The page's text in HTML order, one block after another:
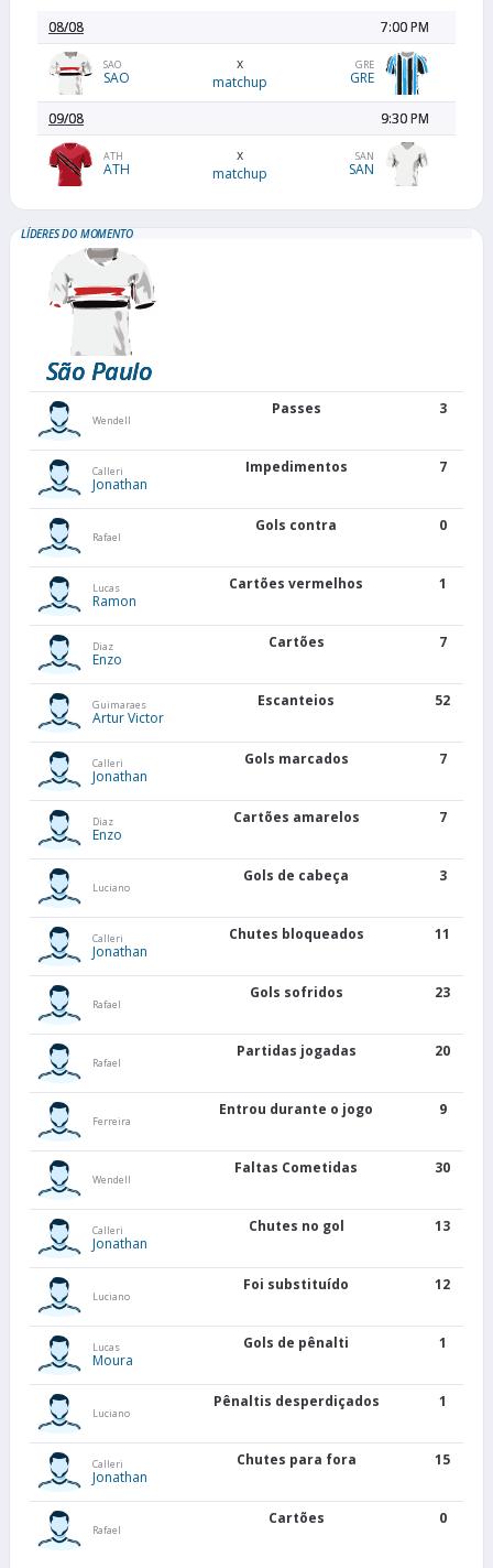
08/08 7:00 PM
SAO
SAO
x
matchup
GRE
GRE
09/08 9:30 PM
ATH
ATH
x
matchup
SAN
SAN
LÍDERES DO MOMENTO
São Paulo
Wendell
Passes 3
Calleri
Jonathan
Impedimentos 7
Rafael
Gols contra 0
Lucas
Ramon
Cartões vermelhos 1
Diaz
Enzo
Cartões 7
Guimaraes
Artur Victor
Escanteios 52
Calleri
Jonathan
Gols marcados 7
Diaz
Enzo
Cartões amarelos 7
Luciano
Gols de cabeça 3
Calleri
Jonathan
Chutes bloqueados 11
Rafael
Gols sofridos 23
Rafael
Partidas jogadas 20
Ferreira
Entrou durante o jogo 9
Wendell
Faltas Cometidas 30
Calleri
Jonathan
Chutes no gol 13
Luciano
Foi substituído 12
Lucas
Moura
Gols de pênalti 1
Luciano
Pênaltis desperdiçados 1
Calleri
Jonathan
Chutes para fora 15
Rafael
Cartões 0